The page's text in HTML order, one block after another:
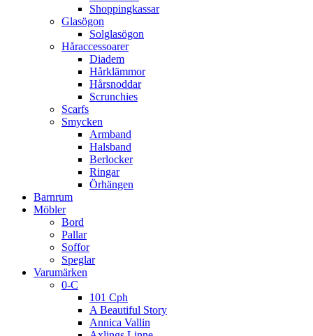
Shoppingkassar
Glasögon
Solglasögon
Håraccessoarer
Diadem
Hårklämmor
Hårsnoddar
Scrunchies
Scarfs
Smycken
Armband
Halsband
Berlocker
Ringar
Örhängen
Barnrum
Möbler
Bord
Pallar
Soffor
Speglar
Varumärken
0-C
101 Cph
A Beautiful Story
Annica Vallin